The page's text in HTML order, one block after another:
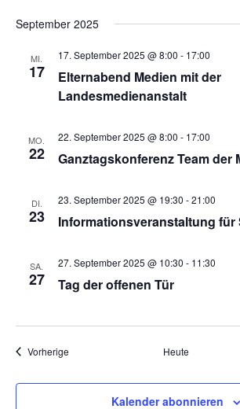
September 2025
MI.
17
Elternabend Medien mit der
Landesmedienanstalt
17. September 2025 @ 8:00 - 17:00
MO.
22 Ganztagskonferenz Team der
22. September 2025 @ 8:00 - 17:00
DI.
23 Informationsveranstaltung
23. September 2025 @ 19:30 -21:00
SA.
27 Tag der offenen Tür
27. September 2025 @ 10:30 - 11:30
VorherigeVeranstaltungen Heute
Kalender abonnieren